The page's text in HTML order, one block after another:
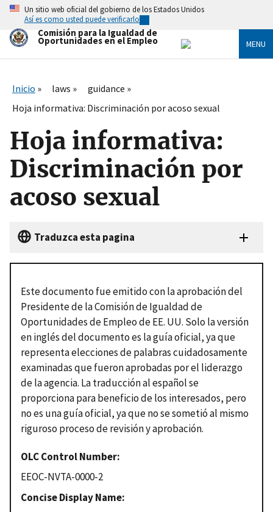
Skip
main
content
Un sitio web oficial del gobierno de los Estados Unidos
Así es como usted puede verificarlo
Comisión para la Igualdad de
Oportunidades en el Empleo MENU
Inicio laws
guidance
Hoja informativa: Discriminación por acoso sexual
Hoja informativa:
Discriminación por
acoso sexual
Traduzca esta pagina
Este documento fue emitido con la aprobación del
Presidente de la Comisión de Igualdad de
Oportunidades de Empleo de EE. UU. Solo la versión
en inglés del documento es la guía oficial, ya que
representa elecciones de palabras cuidadosamente
examinadas que fueron aprobadas por el liderazgo
de la agencia. La traducción al español se
proporciona para beneficio de los interesados, pero
no es una guía oficial, ya que no se sometió al mismo
riguroso proceso de revisión y aprobación.
OLC Control Number
EEOC-NVTA-0000-2
Concise Display Name